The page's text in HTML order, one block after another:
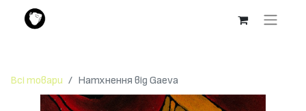
Всі товари Натхнення від Gaeva